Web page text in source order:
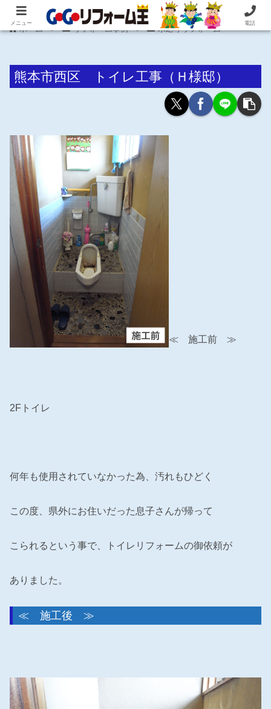
住まいの困ったを即解決！住宅リフォーム専門 株式会社 笠井産業
ホーム リフォーム事例 水廻りリフォーム
熊本市西区 トイレ工事（Ｈ様邸）
≪ 施工前 ≫
2Fトイレ
何年も使用されていなかった為、汚れもひどく
この度、県外にお住いだった息子さんが帰って
こられるという事で、トイレリフォームの御依頼が
ありました。
≪ 施工後 ≫
メニュー 電話